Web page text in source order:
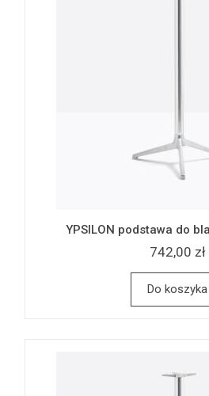
YPSILON podstawa do
742,00 zł
Do koszyka